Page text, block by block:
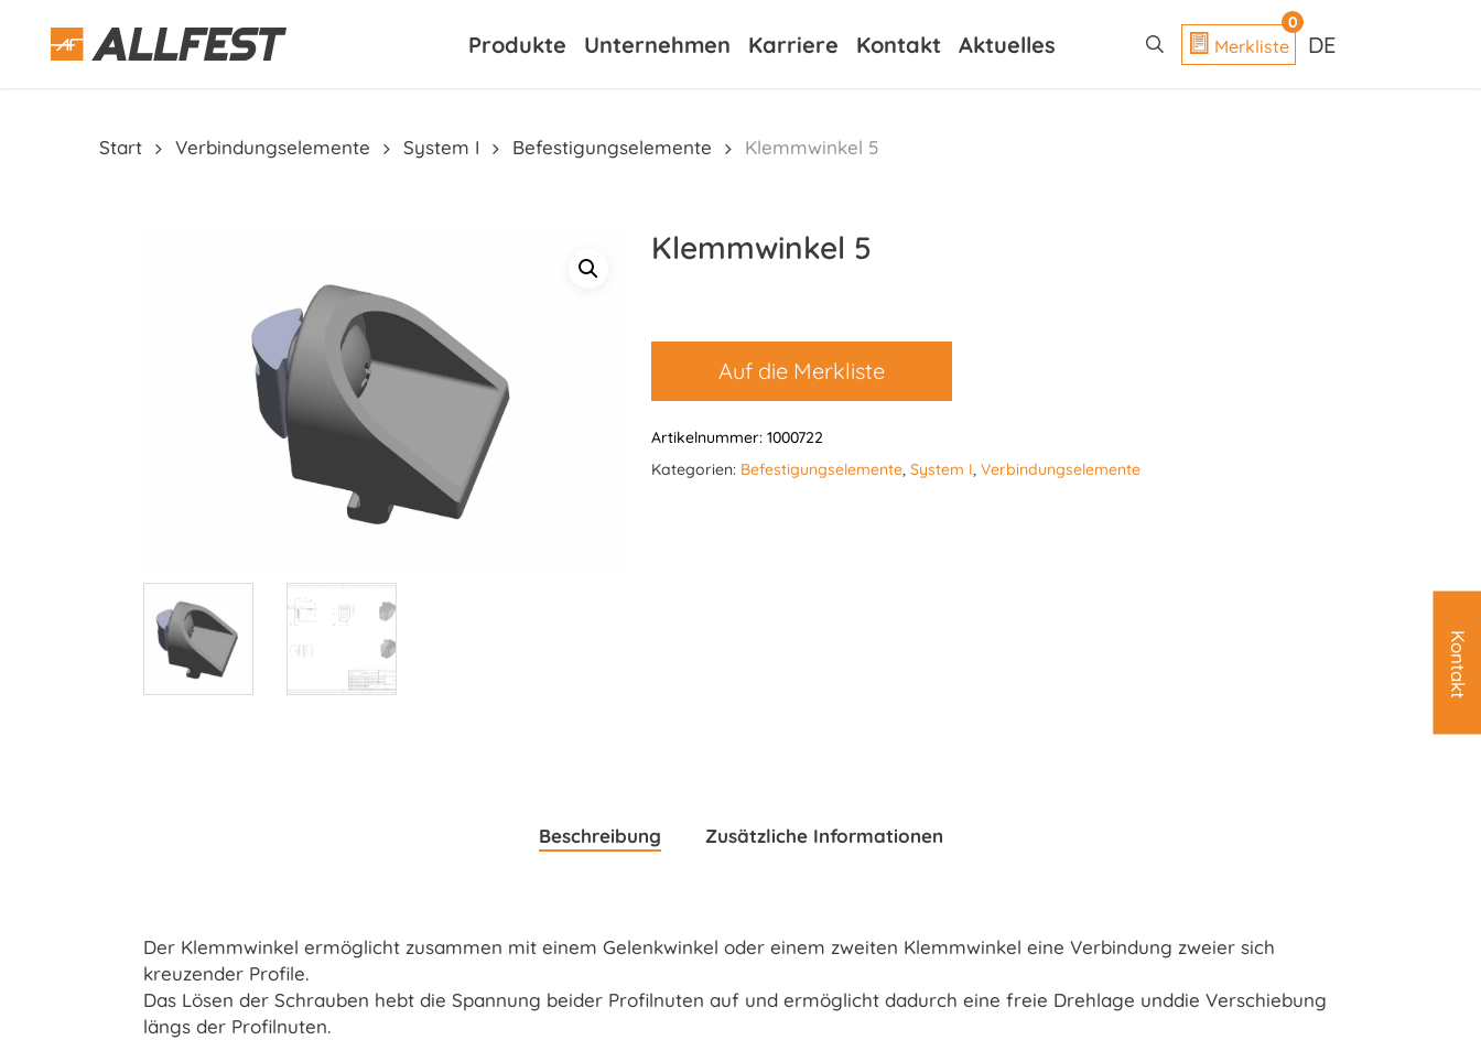
Produkte Unternehmen Karriere Kontakt Aktuelles
0
Merkliste DE
Start Verbindungselemente System I Befestigungselemente Klemmwinkel 5
Klemmwinkel 5
Auf die Merkliste
Artikelnummer: 1000722
Kategorien: Befestigungselemente, System I, Verbindungselemente
Beschreibung Zusätzliche Informationen
Der Klemmwinkel ermöglicht zusammen mit einem Gelenkwinkel oder einem zweiten Klemmwinkel eine Verbindung zweier sich
kreuzender Profile.
Das Lösen der Schrauben hebt die Spannung beider Profilnuten auf und ermöglicht dadurch eine freie Drehlage unddie Verschiebung
längs der Profilnuten.
Kontakt